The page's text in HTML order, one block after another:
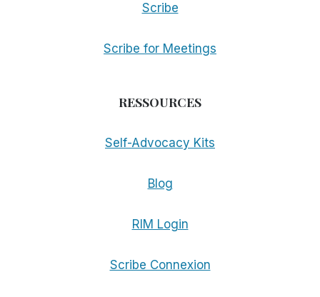
Scribe
Scribe for Meetings
RESSOURCES
Self-Advocacy Kits
Blog
RIM Login
Scribe Connexion